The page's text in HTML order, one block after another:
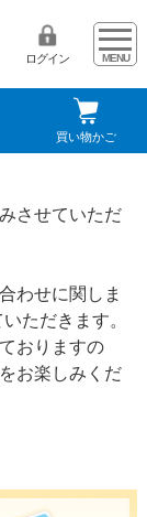
ログイン
買い物かご
させていただ
わせに関しま
ただきます。
おりますの
お楽しみくだ